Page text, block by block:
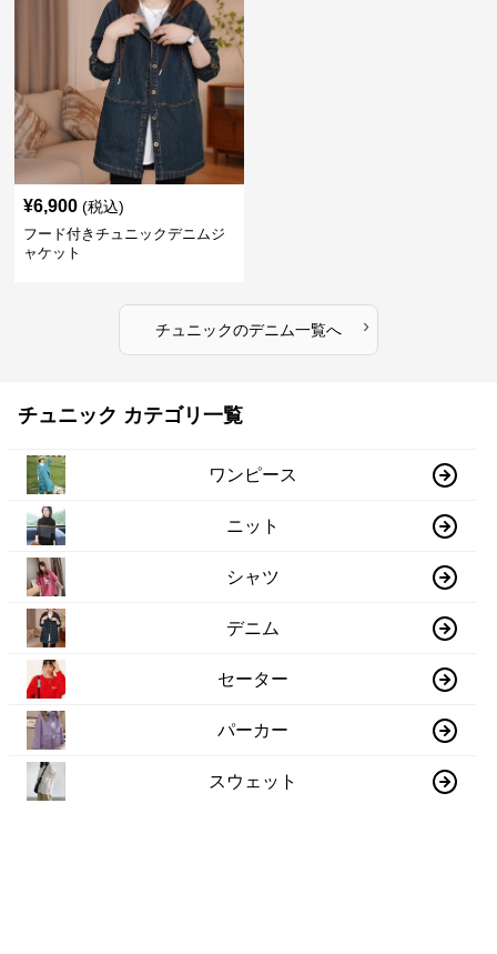
¥6,900 (税込)
フード付きチュニックデニムジ
ャケット
チュニックのデニム一覧へ ›
チュニック カテゴリ一覧
ワンピース
ニット
シャツ
デニム
セーター
パーカー
スウェット